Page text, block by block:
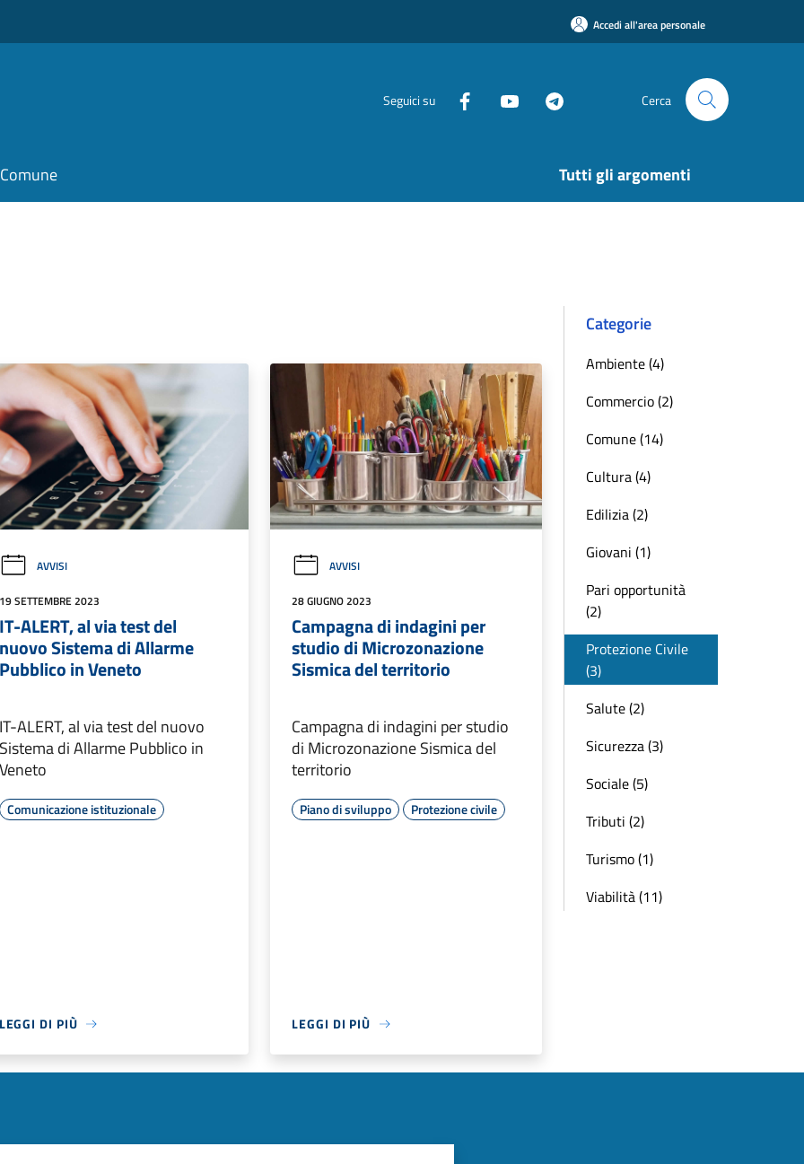
Accedi all'area personale
Seguici su Cerca
Tutti gli argomenti
AVVISI
SETTEMBRE 2023
ALERT, al via test del
Sistema di Allarme
in Veneto
ALERT, al via test del nuovo
di Allarme Pubblico in
Comunicazione istituzionale
DI PIÙ
AVVISI
28 GIUGNO 2023
Campagna di indagini per
studio di Microzonazione
Sismica del territorio
Campagna di indagini per studio
di Microzonazione Sismica del
territorio
Piano di sviluppo Protezione civile
LEGGI DI PIÙ
Categorie
Ambiente (4)
Commercio (2)
Comune (14)
Cultura (4)
Edilizia (2)
Giovani (1)
Pari opportunità
(2)
Protezione Civile
(3)
Salute (2)
Sicurezza (3)
Sociale (5)
Tributi (2)
Turismo (1)
Viabilità (11)